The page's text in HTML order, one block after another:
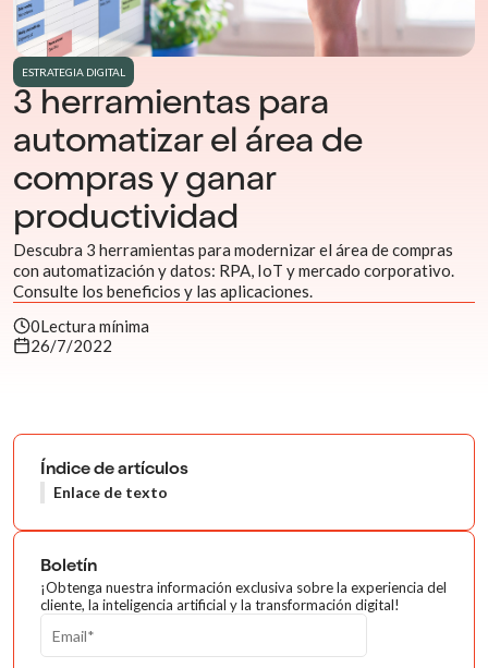
ESTRATEGIA DIGITAL
3 herramientas para
automatizar el área de
compras y ganar
productividad
Descubra 3 herramientas para modernizar el área de compras
con automatización y datos: RPA, IoT y mercado corporativo.
Consulte los beneficios y las aplicaciones.
0Lectura mínima
26/7/2022
Índice de artículos
Enlace de texto
Boletín
¡Obtenga nuestra información exclusiva sobre la experiencia del
cliente, la inteligencia artificial y la transformación digital!